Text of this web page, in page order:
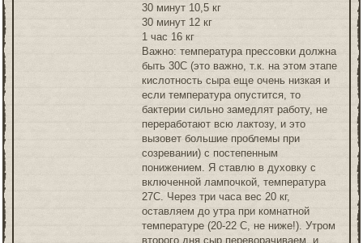
30 минут 10,5 кг
30 минут 12 кг
1 час 16 кг
Важно: температура прессовки должна
быть 30С (это важно, т.к. на этом этапе
кислотность сыра еще очень низкая и
если температура опустится, то
бактерии сильно замедлят работу, не
переработают всю лактозу, и это
вызовет большие проблемы при
созревании) с постепенным
понижением. Я ставлю в духовку с
включенной лампочкой, температура
27С. Через три часа вес 20 кг,
оставляем до утра при комнатной
температуре (20-22 С, не ниже!). Утром
второго дня сыр переворачиваем, и